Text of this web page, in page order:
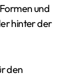
und
hinter der
den